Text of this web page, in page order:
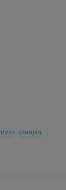
dwójka